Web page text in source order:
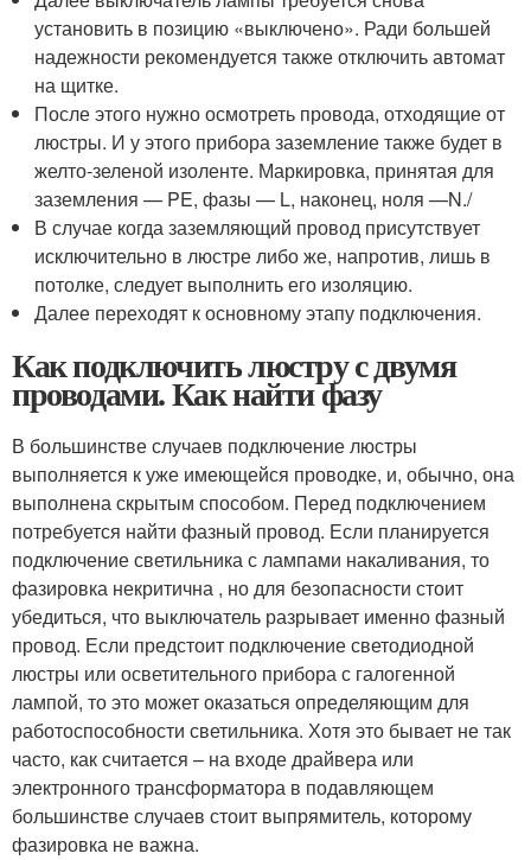
установить в позицию «выключено». Ради большей
надежности рекомендуется также отключить автомат
на щитке.
После этого нужно осмотреть провода, отходящие от
люстры. И у этого прибора заземление также будет в
желто-зеленой изоленте. Маркировка, принятая для
заземления — PE, фазы — L, наконец, ноля —N./
В случае когда заземляющий провод присутствует
исключительно в люстре либо же, напротив, лишь в
потолке, следует выполнить его изоляцию.
Далее переходят к основному этапу подключения.
Как подключить люстру с двумя
проводами. Как найти фазу
В большинстве случаев подключение люстры
выполняется к уже имеющейся проводке, и, обычно, она
выполнена скрытым способом. Перед подключением
потребуется найти фазный провод. Если планируется
подключение светильника с лампами накаливания, то
фазировка некритична , но для безопасности стоит
убедиться, что выключатель разрывает именно фазный
провод. Если предстоит подключение светодиодной
люстры или осветительного прибора с галогенной
лампой, то это может оказаться определяющим для
работоспособности светильника. Хотя это бывает не так
часто, как считается – на входе драйвера или
электронного трансформатора в подавляющем
большинстве случаев стоит выпрямитель, которому
фазировка не важна.